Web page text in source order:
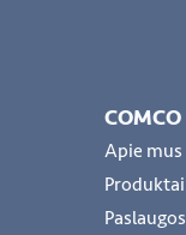
COMCO
Apie mus
Produktai
Paslaugos